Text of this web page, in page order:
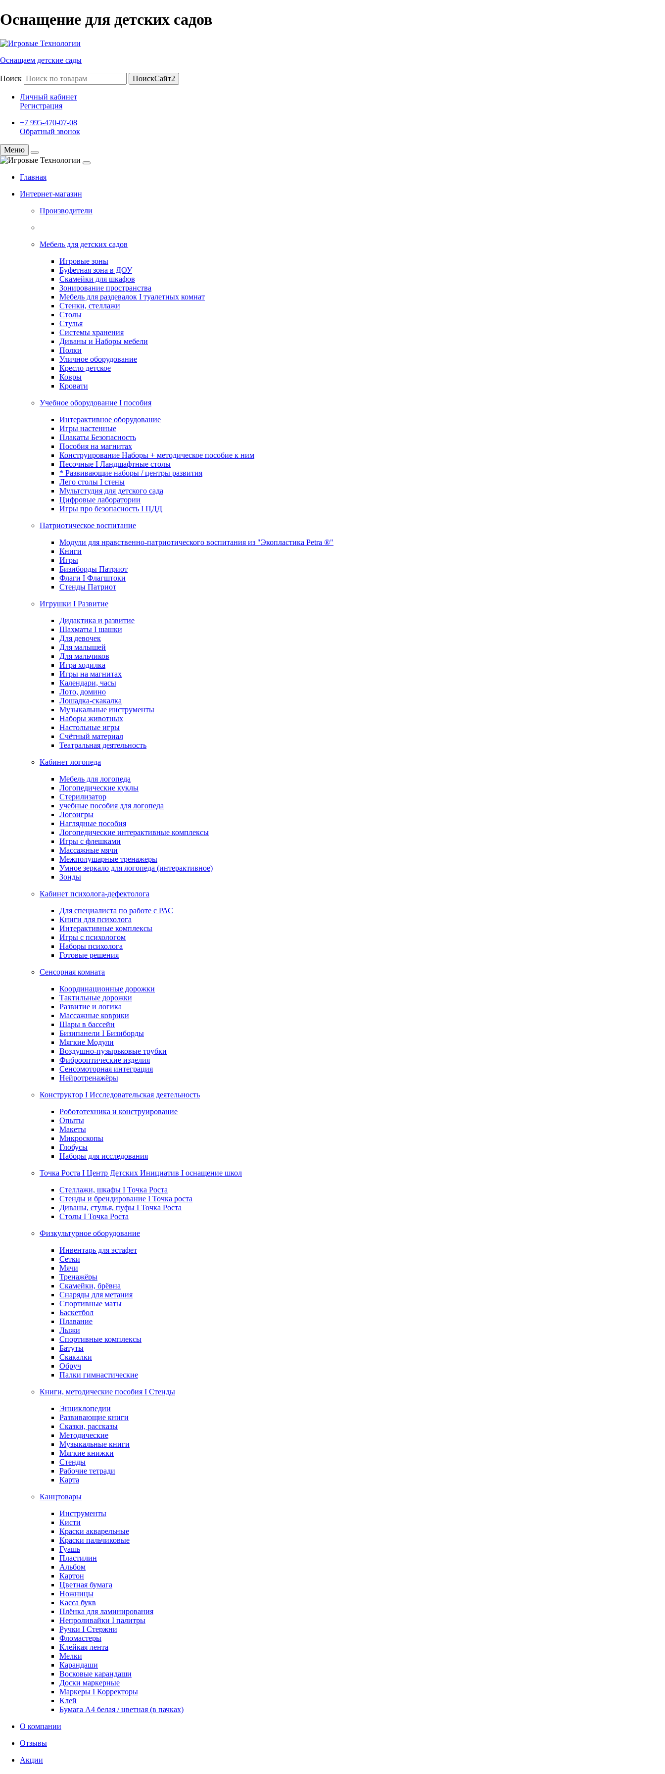
Оснащение для детских садов
Оснащаем детские сады
Поиск ПоискСайт2
Личный кабинет
Регистрация
+7 995-470-07-08
Обратный звонок
Меню
Главная
Интернет-магазин
Производители
Мебель для детских садов
Игровые зоны
Буфетная зона в ДОУ
Скамейки для шкафов
Зонирование пространства
Мебель для раздевалок I туалетных комнат
Стенки, стеллажи
Столы
Стулья
Системы хранения
Диваны и Наборы мебели
Полки
Уличное оборудование
Кресло детское
Ковры
Кровати
Учебное оборудование I пособия
Интерактивное оборудование
Игры настенные
Плакаты Безопасность
Пособия на магнитах
Конструирование Наборы + методическое пособие к ним
Песочные I Ландшафтные столы
* Развивающие наборы / центры развития
Лего столы I стены
Мультстудия для детского сада
Цифровые лаборатории
Игры про безопасность I ПДД
Патриотическое воспитание
Модули для нравственно-патриотического воспитания из "Экопластика Petra ®"
Книги
Игры
Бизиборды Патриот
Флаги I Флагштоки
Стенды Патриот
Игрушки I Развитие
Дидактика и развитие
Шахматы I шашки
Для девочек
Для малышей
Для мальчиков
Игра ходилка
Игры на магнитах
Календари, часы
Лото, домино
Лошадка-скакалка
Музыкальные инструменты
Наборы животных
Настольные игры
Счётный материал
Театральная деятельность
Кабинет логопеда
Мебель для логопеда
Логопедические куклы
Стерилизатор
учебные пособия для логопеда
Логоигры
Наглядные пособия
Логопедические интерактивные комплексы
Игры с флешками
Массажные мячи
Межполушарные тренажеры
Умное зеркало для логопеда (интерактивное)
Зонды
Кабинет психолога-дефектолога
Для специалиста по работе с РАС
Книги для психолога
Интерактивные комплексы
Игры с психологом
Наборы психолога
Готовые решения
Сенсорная комната
Координационные дорожки
Тактильные дорожки
Развитие и логика
Массажные коврики
Шары в бассейн
Бизипанели I Бизиборды
Мягкие Модули
Воздушно-пузырьковые трубки
Фиброоптические изделия
Сенсомоторная интеграция
Нейротренажёры
Конструктор I Исследовательская деятельность
Робототехника и конструирование
Опыты
Макеты
Микроскопы
Глобусы
Наборы для исследования
Точка Роста I Центр Детских Инициатив I оснащение школ
Стеллажи, шкафы I Точка Роста
Стенды и брендирование I Точка роста
Диваны, стулья, пуфы I Точка Роста
Столы I Точка Роста
Физкультурное оборудование
Инвентарь для эстафет
Сетки
Мячи
Тренажёры
Скамейки, брёвна
Снаряды для метания
Спортивные маты
Баскетбол
Плавание
Лыжи
Спортивные комплексы
Батуты
Скакалки
Обруч
Палки гимнастические
Книги, методические пособия I Стенды
Энциклопедии
Развивающие книги
Сказки, рассказы
Методические
Музыкальные книги
Мягкие книжки
Стенды
Рабочие тетради
Карта
Канцтовары
Инструменты
Кисти
Краски акварельные
Краски пальчиковые
Гуашь
Пластилин
Альбом
Картон
Цветная бумага
Ножницы
Касса букв
Плёнка для ламинирования
Непроливайки I палитры
Ручки I Стержни
Фломастеры
Клейкая лента
Мелки
Карандаши
Восковые карандаши
Доски маркерные
Маркеры I Корректоры
Клей
Бумага А4 белая / цветная (в пачках)
О компании
Отзывы
Акции